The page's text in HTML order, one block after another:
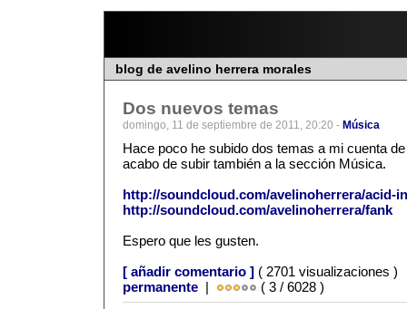
blog de avelino herrera morales
Dos nuevos temas
domingo, 11 de septiembre de 2011, 20:20 - Música
Hace poco he subido dos temas a mi cuenta
acabo de subir también a la sección Música.
http://soundcloud.com/avelinoherrera/acid-
http://soundcloud.com/avelinoherrera/fank
Espero que les gusten.
[ añadir comentario ] ( 2701 visualizaciones
permanente | ( 3 / 6028 )